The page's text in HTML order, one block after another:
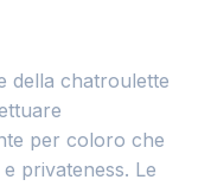
della chatroulette
per coloro che
privateness. Le